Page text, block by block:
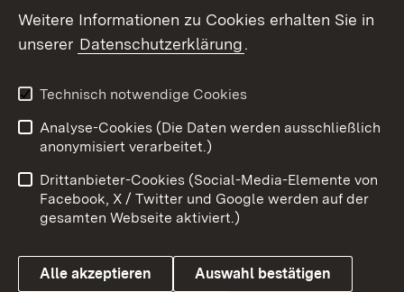
X / Twitter
Youtube
Impressum
Kontakt
Barrierefreiheit
Datenschutz
Cookies
Weitere Informationen zu Cookies erhalten Sie in
unserer Datenschutzerklärung.
Technisch notwendige Cookies
Analyse-Cookies (Die Daten werden ausschließlich
anonymisiert verarbeitet.)
Drittanbieter-Cookies (Social-Media-Elemente von
Facebook, X / Twitter und Google werden auf der
gesamten Webseite aktiviert.)
Alle akzeptieren Auswahl bestätigen